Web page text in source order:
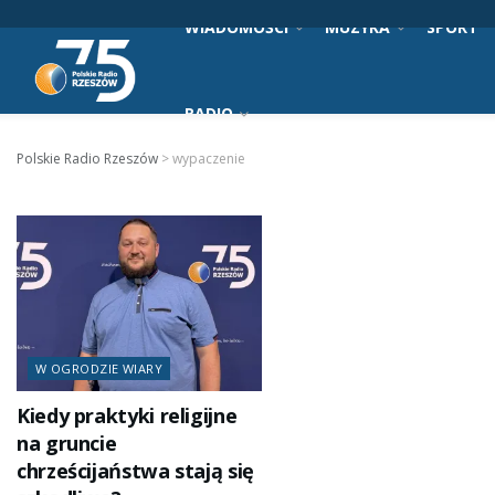
WIADOMOŚCI MUZYKA SPORT
RADIO
Polskie Radio Rzeszów >wypaczenie
W OGRODZIE WIARY
Kiedy praktyki religijne
na gruncie
chrześcijaństwa stają się